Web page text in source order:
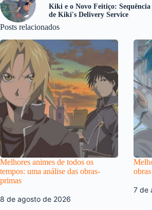
Kiki e o Novo Feitiço:
de Kiki's Delivery Service
Posts relacionados
Melhores animes de todos os
tempos: uma análise das obras-
primas
8 de agosto de 2026
7 de